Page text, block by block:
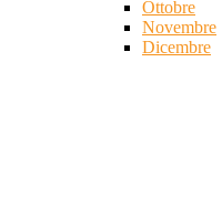
Ottobre
Novembre
Dicembre